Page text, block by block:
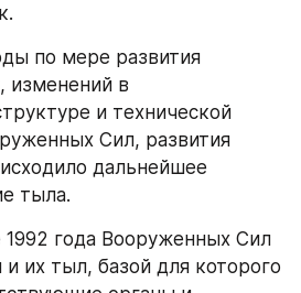
по мере развития
изменений в
и технической
Сил, развития
дальнейшее
тыла.
года Вооруженных Сил
их тыл, базой для которого